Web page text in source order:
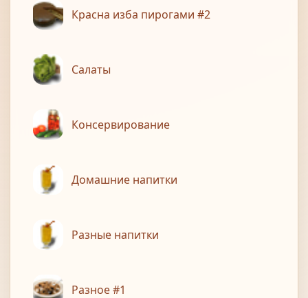
Красна изба пирогами #2
Салаты
Консервирование
Домашние напитки
Разные напитки
Разное #1